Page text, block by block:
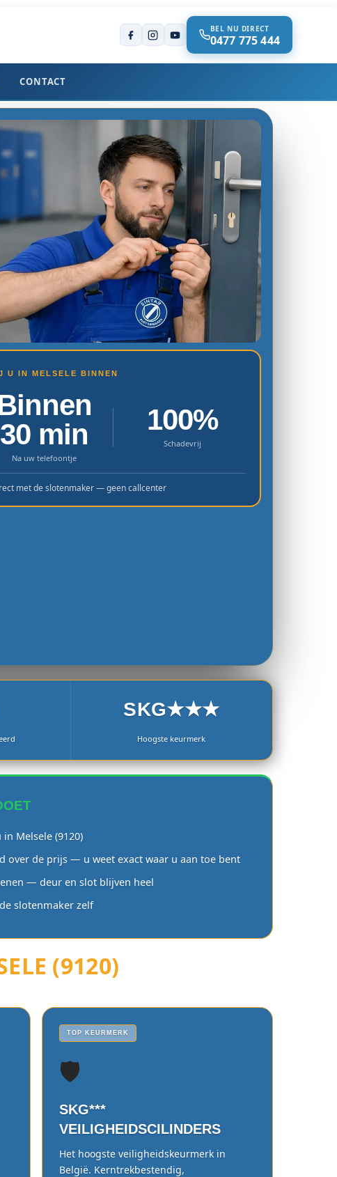
BEL NU DIRECT
0477 775 444
CONTACT
U IN MELSELE BINNEN
30 min
Na uw telefoontje
100%
Schadevrij
met de slotenmaker — geen callcenter
SKG★★★
Hoogste keurmerk
Melsele (9120)
over de prijs — u weet exact waar u aan toe bent
— deur en slot blijven heel
slotenmaker zelf
(9120)
TOP KEURMERK
🛡️
SKG***
VEILIGHEIDSCILINDERS
Het hoogste veiligheidskeurmerk in
België. Kerntrekbestendig,